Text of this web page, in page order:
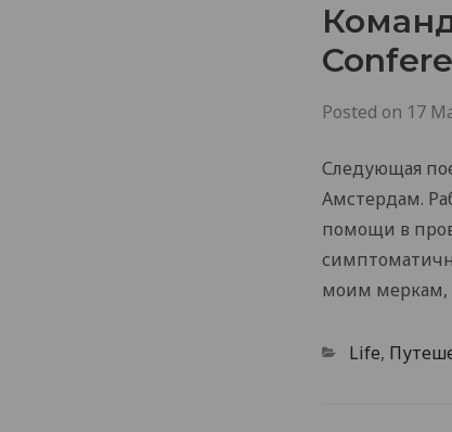
Posted on 17
Следующая
Амстердам.
помощи в
моим меркам,
Categories
Life,